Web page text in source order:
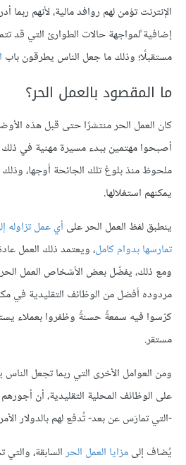
الإنترنت تؤمن لهم روافد مالية، لأنهم ربما
إضافية ًلمواجهة حالات الطوارئ التي
مستقبلًا؛ وذلك ما جعل الناس يطرقون باب
ما المقصود بالعمل الحر؟
كان العمل الحر منتشرًا حتى قبل هذه
أصبحوا مهتمين ببدء مسيرة مهنية في
ملحوظ منذ بلوغ تلك الجائحة أوجها،
يمكنهم استغلالها.
ينطبق لفظ العمل الحر على أي عمل تزاوله
تمارسها بدوام كامل، ويعتمد ذلك العمل
ومع ذلك، يفضّل بعض الأشخاص العمل الحر
مردوده أفضل من الوظائف التقليدية في
كرّسوا فيه سمعةً حسنةً وظفروا بعملاء
مستقر.
ومن العوامل الأخرى التي ربما تجعل
على الوظائف المحلية التقليدية، أن
-التي تمارَس عن بعد- تُدفع لهم بالدولار
يُضاف إلىمزايا العمل الحرالسابقة،